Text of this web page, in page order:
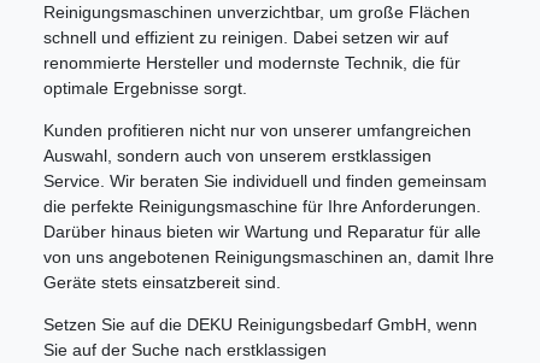
Reinigungsmaschinen unverzichtbar, um große Flächen
schnell und effizient zu reinigen. Dabei setzen wir auf
renommierte Hersteller und modernste Technik, die für
optimale Ergebnisse sorgt.
Kunden profitieren nicht nur von unserer umfangreichen
Auswahl, sondern auch von unserem erstklassigen
Service. Wir beraten Sie individuell und finden gemeinsam
die perfekte Reinigungsmaschine für Ihre Anforderungen.
Darüber hinaus bieten wir Wartung und Reparatur für alle
von uns angebotenen Reinigungsmaschinen an, damit Ihre
Geräte stets einsatzbereit sind.
Setzen Sie auf die DEKU Reinigungsbedarf GmbH, wenn
Sie auf der Suche nach erstklassigen